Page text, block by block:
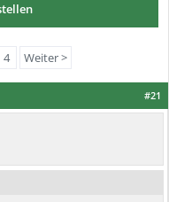
4 Weiter >
#21